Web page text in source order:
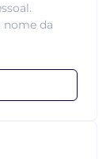
nome da